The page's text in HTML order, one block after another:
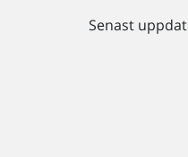
Senast